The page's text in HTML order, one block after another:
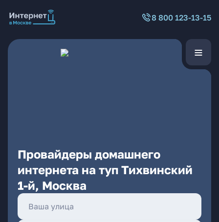
8 800 123-13-15
Провайдеры домашнего
интернета на туп Тихвинский
1-й, Москва